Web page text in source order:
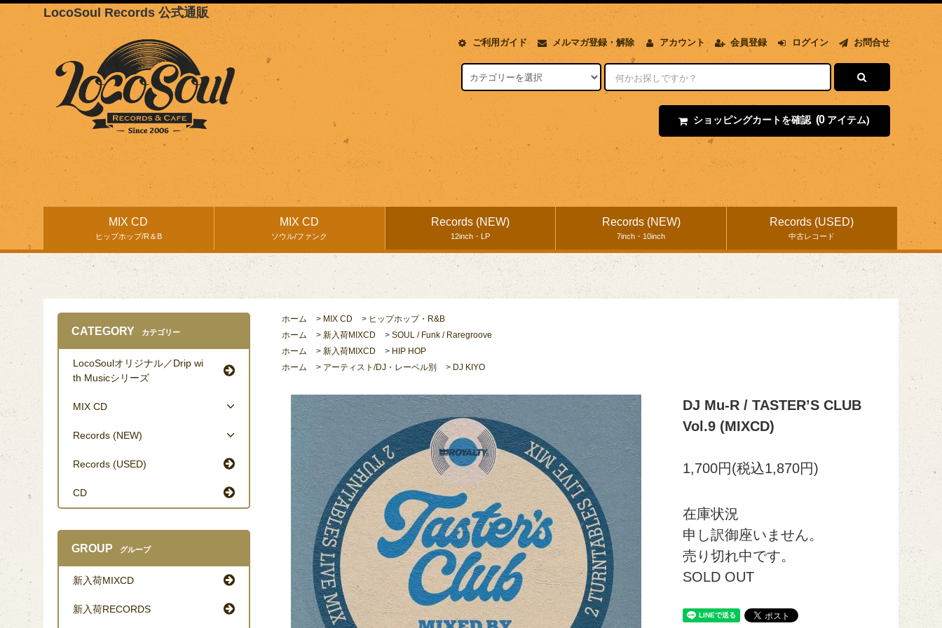
LocoSoul Records 公式通販
ご利用ガイド メルマガ登録・解除 アカウント 会員登録 ログイン お問合せ
ショッピングカートを確認 (0 アイテム)
MIX CD
ヒップホップ/R＆B
MIX CD
ソウル/ファンク
Records (NEW)
12inch・LP
Records (NEW)
7inch・10inch
Records (USED)
中古レコード
ホーム > MIX CD > ヒップホップ・R&B
ホーム
> 新入荷MIXCD > SOUL / Funk / Raregroove
ホーム
> 新入荷MIXCD > HIP HOP
ホーム
> アーティスト/DJ・レーベル別 > DJ KIYO
DJ Mu-R / TASTERʼS CLUB
Vol.9 (MIXCD)
1,700円(税込1,870円)
在庫状況
申し訳御座いません。
売り切れ中です。
SOLD OUT
CATEGORY カテゴリー
LocoSoulオリジナル／Drip wi
th Musicシリーズ
MIX CD
Records (NEW)
Records (USED)
CD
GROUP グループ
新入荷MIXCD
新入荷RECORDS